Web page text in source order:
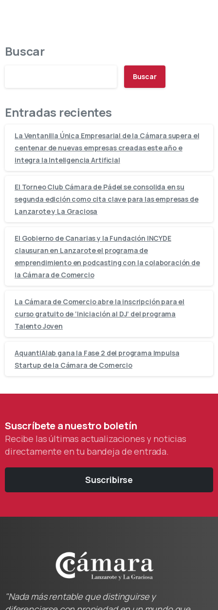
Buscar
Buscar
Entradas recientes
La Ventanilla Única Empresarial de la Cámara supera el
centenar de nuevas empresas creadas este año e
integra la Inteligencia Artificial
El Torneo Club Cámara de Pádel se consolida en su
segunda edición como cita clave para las empresas de
Lanzarote y La Graciosa
El Gobierno de Canarias y la Fundación INCYDE
clausuran en Lanzarote el programa de
emprendimiento en podcasting con la colaboración de
la Cámara de Comercio
La Cámara de Comercio abre la inscripción para el
curso gratuito de ‘Iniciación al DJ’ del programa
Talento Joven
AquantIAlab gana la Fase 2 del programa Impulsa
Startup de la Cámara de Comercio
Suscríbeteanuestro boletín
Recibe las últimas actualizaciones y noticias
directamente en tu bandeja de entrada.
Suscribirse
"Nada más rentable que distinguirse y